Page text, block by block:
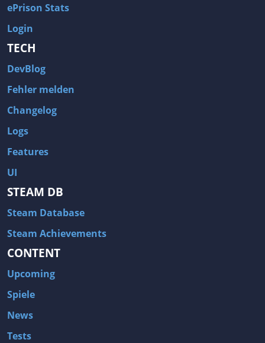
ePrison Stats
Login
TECH
DevBlog
Fehler melden
Changelog
Logs
Features
UI
STEAM DB
Steam Database
Steam Achievements
CONTENT
Upcoming
Spiele
News
Tests